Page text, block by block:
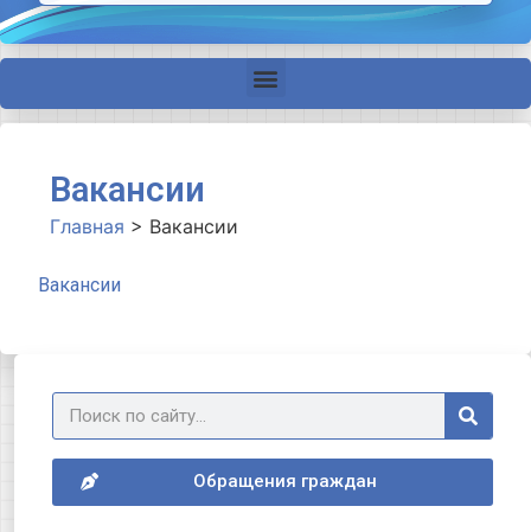
Вакансии
Главная > Вакансии
Вакансии
Обращения граждан